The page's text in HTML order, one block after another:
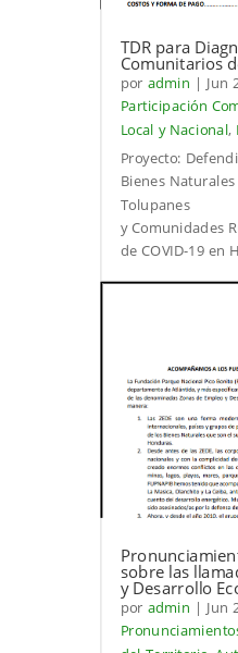
TDR para
Comunitarios
por admin | Jun
Participación
Local y Nacional,
Proyecto:
Bienes
Tolupanes
y Comunidades
de COVID-19 en
sobre las
y Desarrollo
por admin | Jun